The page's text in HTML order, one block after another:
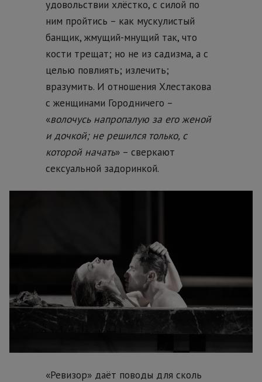
удовольствии хлёстко, с силой по
ним пройтись – как мускулистый
банщик, жмущий-мнущий так, что
кости трещат; но не из садизма, а с
целью повлиять; излечить;
вразумить. И отношения Хлестакова
с женщинами Городничего –
«волочусь напропалую за его женой
и дочкой; не решился только, с
которой начать» – сверкают
сексуальной задоринкой.
«Ревизор» даёт поводы для сколь